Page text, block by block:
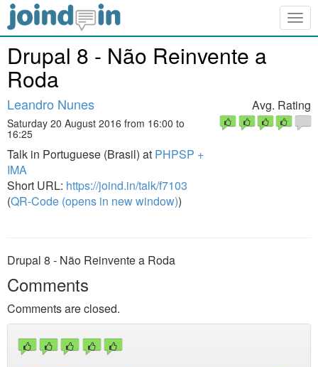
Drupal 8 - Não Reinvente a
Roda
Leandro Nunes
Saturday 20 August 2016 from 16:00 to
16:25
Talk in Portuguese (Brasil) at PHPSP +
IMA
Short URL: https://joind.in/talk/f7103
(QR-Code (opens in new window))
Avg. Rating
Drupal 8 - Não Reinvente a Roda
Comments
Comments are closed.